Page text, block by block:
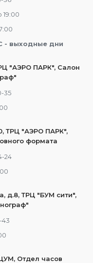
19:00
- выходные дни
"АЭРО ПАРК", Салон
35
ТРЦ "АЭРО ПАРК",
формата
24
д.8, ТРЦ "БУМ сити",
43
Отдел часов